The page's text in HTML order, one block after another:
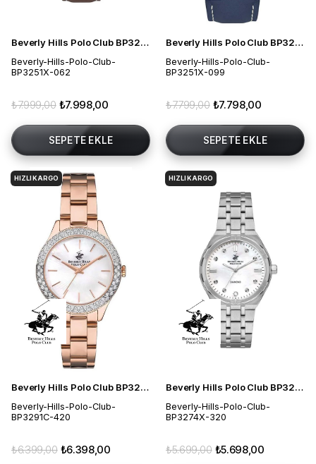
Beverly Hills Polo Club BP3251X.062 Erkek Kol Saati
Beverly-Hills-Polo-Club-
BP3251X-062
₺7.998,00
₺7.999,00
SEPETE EKLE
Beverly Hills Polo Club BP3251X.099 Erkek Kol Saati
Beverly-Hills-Polo-Club-
BP3251X-099
₺7.798,00
₺7.799,00
SEPETE EKLE
Beverly Hills Polo Club BP3291C.420 Kadın Kol Saati
Beverly-Hills-Polo-Club-
BP3291C-420
₺6.398,00
₺6.399,00
HIZLI KARGO
Beverly Hills Polo Club BP3274X.320 Kadın Kol Saati
Beverly-Hills-Polo-Club-
BP3274X-320
₺5.698,00
₺5.699,00
HIZLI KARGO